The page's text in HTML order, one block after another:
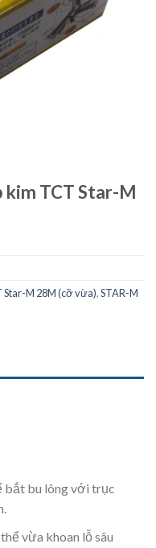
TCT Star-M
Star-M 28M (cỡ vừa),STAR-M
bắt bu lông với trục
vừa khoan lỗ sâu